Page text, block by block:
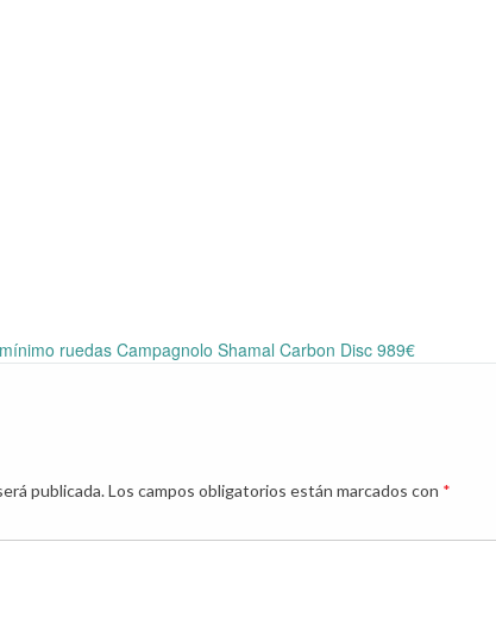
ruedas Campagnolo Shamal Carbon Disc 989€
publicada.Los campos obligatorios están marcados con *